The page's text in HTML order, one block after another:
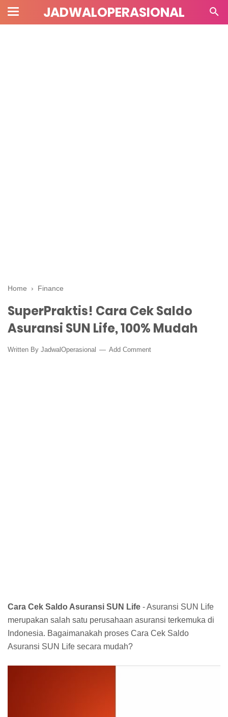
JADWALOPERASIONAL
Home › Finance
SuperPraktis! Cara Cek Saldo
Asuransi SUN Life, 100% Mudah
Written By JadwalOperasional Add Comment
Cara Cek Saldo Asuransi SUN Life - Asuransi SUN Life
merupakan salah satu perusahaan asuransi terkemuka di
Indonesia. Bagaimanakah proses Cara Cek Saldo
Asuransi SUN Life secara mudah?